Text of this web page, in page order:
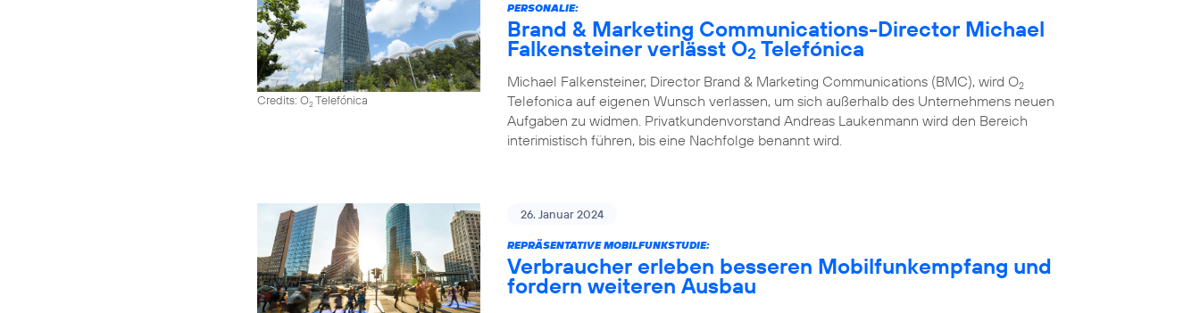
Credits: O2Telefónica
PERSONALIE:
Brand & Marketing Communications-Director Michael
Falkensteiner verlässt O2 Telefónica
Michael Falkensteiner, Director Brand & Marketing Communications (BMC), wird O2
Telefonica auf eigenen Wunsch verlassen, um sich außerhalb des Unternehmens neuen
Aufgaben zu widmen. Privatkundenvorstand Andreas Laukenmann wird den Bereich
interimistisch führen, bis eine Nachfolge benannt wird.
26. Januar 2024
REPRÄSENTATIVE MOBILFUNKSTUDIE:
Verbraucher erleben besseren Mobilfunkempfang und
fordern weiteren Ausbau